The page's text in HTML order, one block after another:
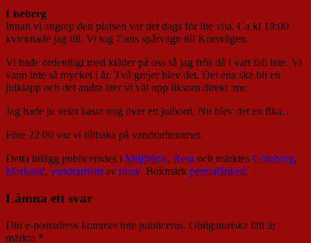
Liseberg
Innan vi angrep den platsen var det dags för lite vila. Ca kl 18:00
kvicknade jag till. Vi tog 7:ans spårvagn till Korsvägen.
Vi hade ordentligt med kläder på oss så jag frös då i vart fall inte. Vi
vann inte så mycket i år. Två grejer blev det. Det ena ska bli en
julklapp och det andra äter vi väl upp liksom direkt :me:
Jag hade ju velat kasta mig över ett julbord. Nu blev det en fika…
Före 22:00 var vi tillbaka på vandrarhemmet.
Detta inlägg publicerades i Miljötänk, Resa och märktes Göteborg,
Marknad, vandrarhem av nisse. Bokmärk permalänken.
Lämna ett svar
Din e-postadress kommer inte publiceras. Obligatoriska fält är
märkta *